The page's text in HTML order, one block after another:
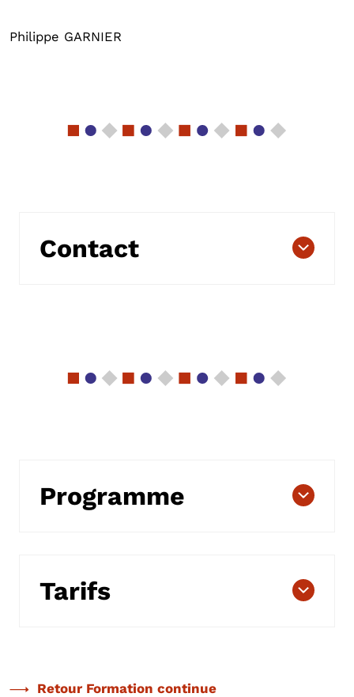
Philippe GARNIER
Contact
Programme
Tarifs
Retour Formation continue